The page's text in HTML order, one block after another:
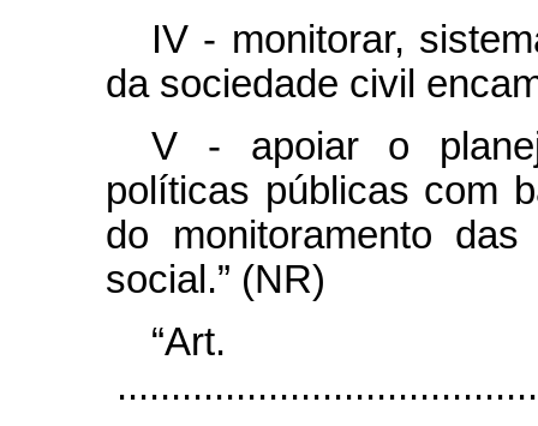
IV - monitorar,
da sociedade civil
V - apoiar o
políticas públicas com
do monitoramento
social.” (NR)